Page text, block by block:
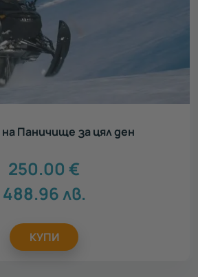
Паничище за цял ден
250.00 €
488.96лв.
КУПИ